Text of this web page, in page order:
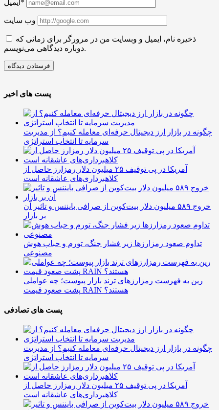
ایمیل*
وب سایت
ذخیره نام، ایمیل و وبسایت من در مرورگر برای زمانی که
دوباره دیدگاهی می‌نویسم.
پست های اخیر
چگونه در بازار ارز دیجیتال حرفه‌ای معامله کنیم؟ از مدیریت
سرمایه تا انتخاب استراتژی
آمریکا در پی توقیف ۲۵ میلیون دلار رمزارز حاصل از
کلاهبرداری‌های عاشقانه است
خروج ۵۸۹ میلیون دلار بیت‌کوین از صرافی بایننس و تاثیر آن
بر بازار
تداوم صعود رمزارزها زیر فشار جنگ، تورم و حباب هوش
مصنوعی
رین به فهرست رمزارزهای ترند بازار پیوست؛ چه عواملی
پشت صعود قیمت RAIN هستند؟
پست های تصادفی
چگونه در بازار ارز دیجیتال حرفه‌ای معامله کنیم؟ از مدیریت
سرمایه تا انتخاب استراتژی
آمریکا در پی توقیف ۲۵ میلیون دلار رمزارز حاصل از
کلاهبرداری‌های عاشقانه است